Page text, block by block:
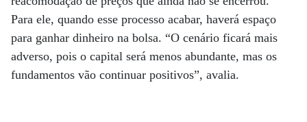
Para ele, quando esse processo acabar, haverá espaço
para ganhar dinheiro na bolsa. “O cenário ficará mais
adverso, pois o capital será menos abundante, mas os
fundamentos vão continuar positivos”, avalia.